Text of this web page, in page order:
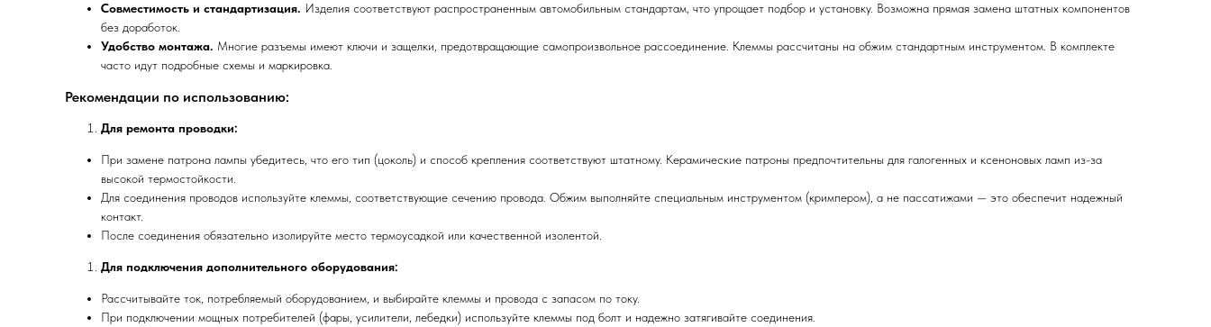
Совместимость и стандартизация. Изделия соответствуют распространенным автомобильным стандартам, что упрощает подбор и установку. Возможна прямая замена штатных компонентов
без доработок.
Удобство монтажа. Многие разъемы имеют ключи и защелки, предотвращающие самопроизвольное рассоединение. Клеммы рассчитаны на обжим стандартным инструментом. В комплекте
часто идут подробные схемы и маркировка.
Рекомендации по использованию:
Для ремонта проводки:
При замене патрона лампы убедитесь, что его тип (цоколь) и способ крепления соответствуют штатному. Керамические патроны предпочтительны для галогенных и ксеноновых ламп из-за
высокой термостойкости.
Для соединения проводов используйте клеммы, соответствующие сечению провода. Обжим выполняйте специальным инструментом (кримпером), а не пассатижами — это обеспечит надежный
контакт.
После соединения обязательно изолируйте место термоусадкой или качественной изолентой.
Для подключения дополнительного оборудования:
Рассчитывайте ток, потребляемый оборудованием, и выбирайте клеммы и провода с запасом по току.
При подключении мощных потребителей (фары, усилители, лебедки) используйте клеммы под болт и надежно затягивайте соединения.